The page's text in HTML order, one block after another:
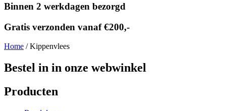
Binnen 2 werkdagen bezorgd
Gratis verzonden vanaf €200,-
Home / Kippenvlees
Bestel in in onze webwinkel
Producten